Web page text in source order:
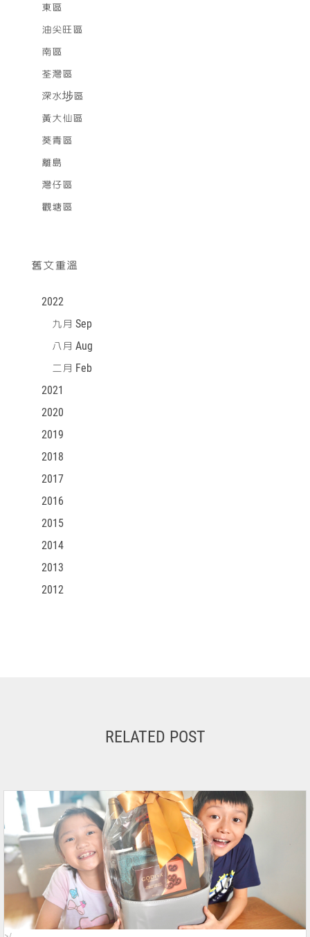
東區
油尖旺區
南區
荃灣區
深水埗區
黃大仙區
葵青區
離島
灣仔區
觀塘區
舊文重溫
2022
九月 Sep
八月 Aug
二月 Feb
2021
2020
2019
2018
2017
2016
2015
2014
2013
2012
RELATED POST